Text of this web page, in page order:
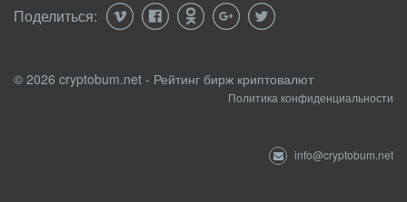
Поделиться:
© 2026 cryptobum.net - Рейтинг бирж криптовалют
Политика конфиденциальности
info@cryptobum.net